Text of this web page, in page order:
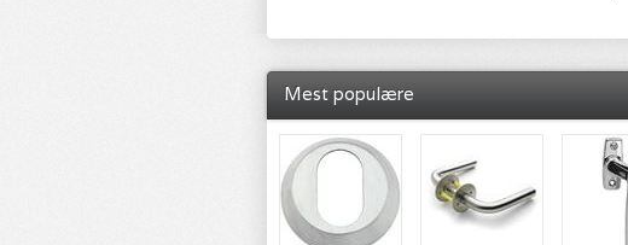
Mest populære